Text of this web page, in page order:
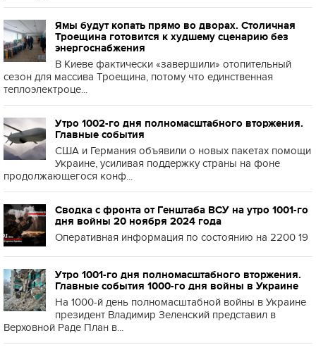
Ямы будут копать прямо во дворах. Столичная
Троещина готовится к худшему сценарию без
энергоснабжения
В Киеве фактически «завершили» отопительный
сезон для массива Троещина, потому что единственная
теплоэлектроце...
Утро 1002-го дня полномасштабного вторжения.
Главные события
США и Германия объявили о новых пакетах помощи
Украине, усиливая поддержку страны на фоне
продолжающегося конф...
Сводка с фронта от Генштаба ВСУ на утро 1001-го
дня войны 20 ноября 2024 года
Оперативная информация по состоянию на 2200 19
Утро 1001-го дня полномасштабного вторжения.
Главные события 1000-го дня войны в Украине
На 1000-й день полномасштабной войны в Украине
президент Владимир Зеленский представил в
Верховной Раде План в...